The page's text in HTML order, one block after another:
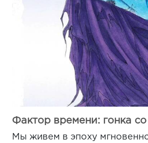
Фактор времени: гонка
Мы живем в эпоху